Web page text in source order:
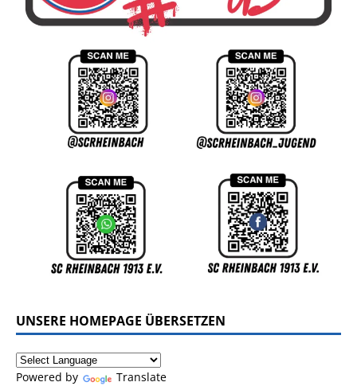
UNSERE HOMEPAGE ÜBERSETZEN
Powered by Translate